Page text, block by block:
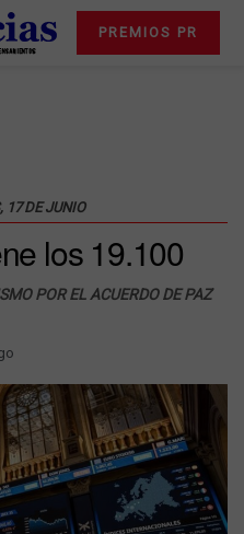
PREMIOS PR
17 DE JUNIO
los 19.100
POR EL ACUERDO DE PAZ